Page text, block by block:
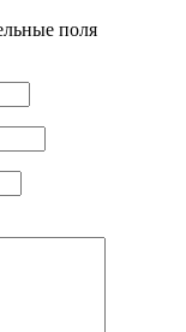
поля